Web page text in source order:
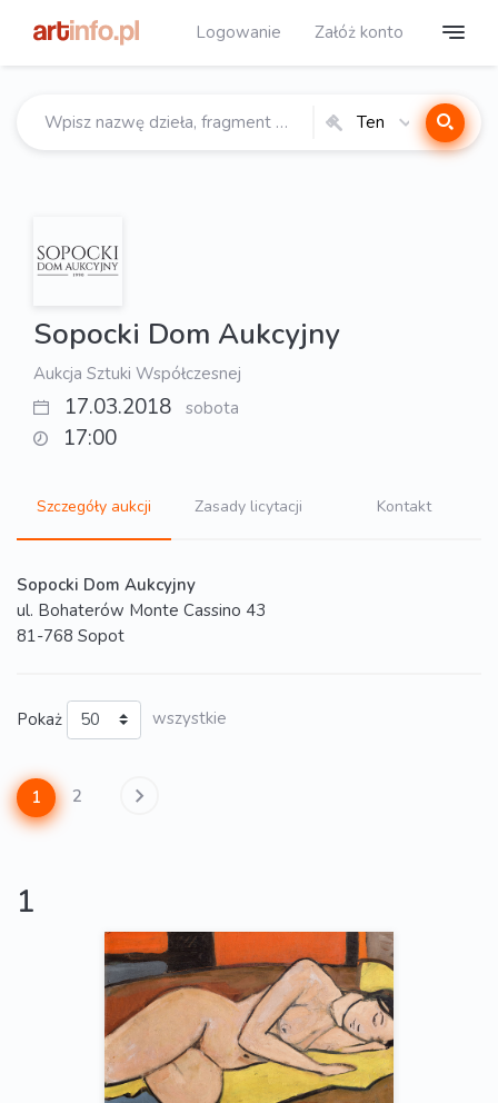
Logowanie Załóż konto
Ten
Sopocki Dom Aukcyjny
Aukcja Sztuki Współczesnej
17.03.2018 sobota
17:00
Szczegóły aukcji Zasady licytacji Kontakt
Sopocki Dom Aukcyjny
ul. Bohaterów Monte Cassino 43
81-768 Sopot
Pokaż wszystkie
1 2
1